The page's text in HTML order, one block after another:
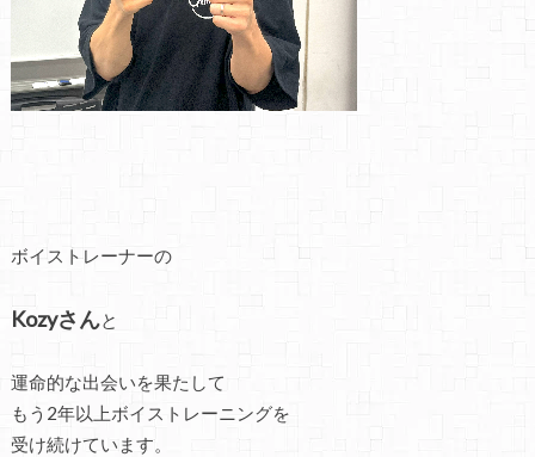
ボイストレーナーの
Kozyさんと
運命的な出会いを果たして
もう2年以上ボイストレーニングを
受け続けています。